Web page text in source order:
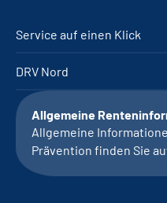
Service auf einen Klick
DRV Nord
Allgemeine
Allgemeine
Prävention finden Sie